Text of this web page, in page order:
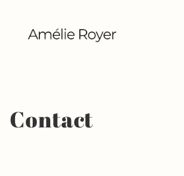
Contact